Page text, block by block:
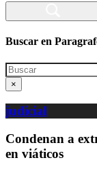
Buscar en
Search
×
judicial
Condenan a
en viáticos